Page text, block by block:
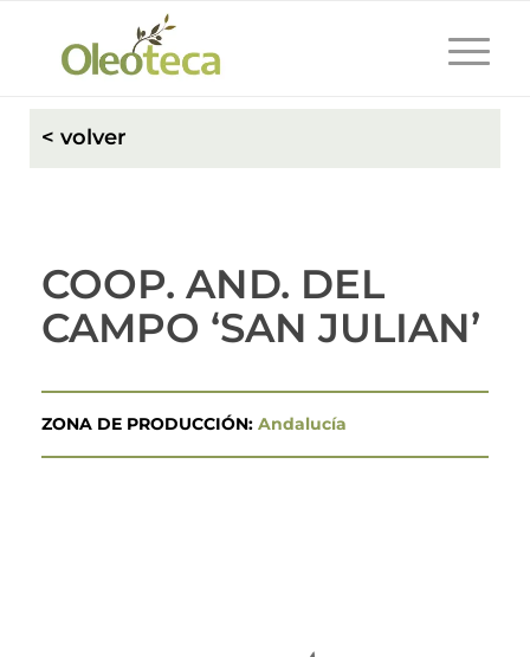
< volver
COOP. AND. DEL
CAMPO ‘SAN JULIAN’
ZONA DE PRODUCCIÓN: Andalucía